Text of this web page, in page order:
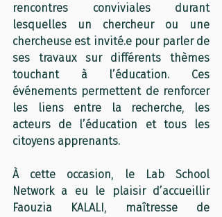
rencontres conviviales durant
lesquelles un chercheur ou une
chercheuse est invité.e pour parler de
ses travaux sur différents thèmes
touchant à l’éducation. Ces
événements permettent de renforcer
les liens entre la recherche, les
acteurs de l’éducation et tous les
citoyens apprenants.
À cette occasion, le Lab School
Network a eu le plaisir d’accueillir
Faouzia KALALI, maîtresse de